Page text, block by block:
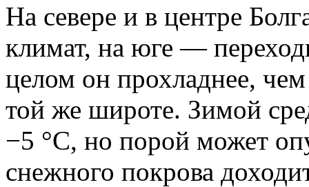
На севере и в центре
климат, на юге —
целом он прохладнее,
той же широте. Зимой
−5 °C, но порой может
снежного покрова